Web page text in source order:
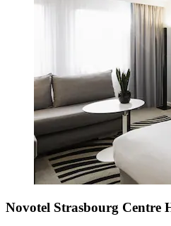
Novotel Strasbourg Centre